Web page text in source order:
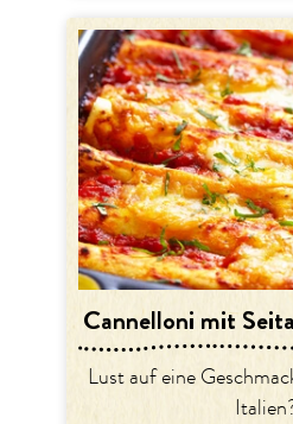
Cannelloni mit
Lust auf eine